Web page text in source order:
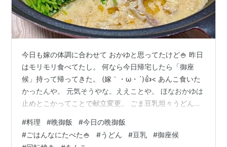
今日も嫁の体調に合わせて おかゆと思ってたけど🍚 昨日
はモリモリ食べてたし。 何なら今日帰宅したら「御座
候」持って帰ってきた。 (嫁｀・ω・´)👍< あんこ食いた
かったんや。 元気そうやな。ええことや。 ほなおかゆは
止めとこかってことで献立変更。 ごま豆乳坦々うどん🍜
乳・味噌・練ごま・おろしにんにくの坦々ぽいスープ。
豚バラ・豆苗・玉ねぎ・うどんをコトコト煮込んで🍲 仕
#料理 #晩御飯 #今日の晩御飯
#ごはんなにたべた🍚 #うどん #豆乳 #御座候